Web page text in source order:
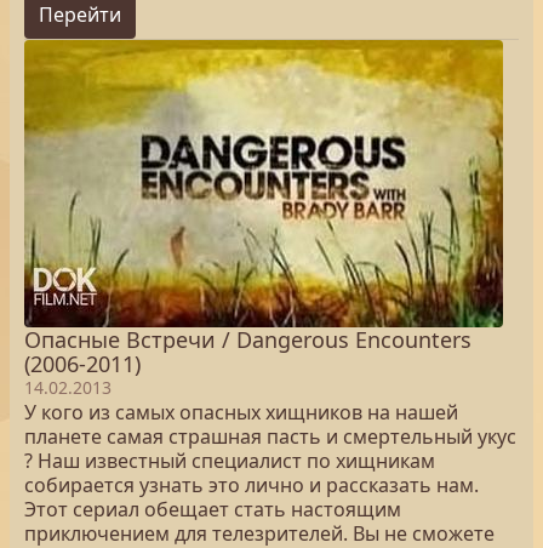
Перейти
Опасные Встречи / Dangerous Encounters
(2006-2011)
14.02.2013
У кого из самых опасных хищников на нашей
планете самая страшная пасть и смертельный укус
? Наш известный специалист по хищникам
собирается узнать это лично и рассказать нам.
Этот сериал обещает стать настоящим
приключением для телезрителей. Вы не сможете